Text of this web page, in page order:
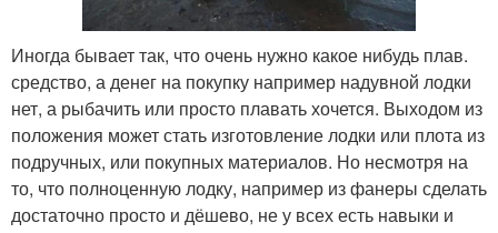
Иногда бывает так, что очень нужно какое нибудь плав.
средство, а денег на покупку например надувной лодки
нет, а рыбачить или просто плавать хочется. Выходом из
положения может стать изготовление лодки или плота из
подручных, или покупных материалов. Но несмотря на
то, что полноценную лодку, например из фанеры сделать
достаточно просто и дёшево, не у всех есть навыки и